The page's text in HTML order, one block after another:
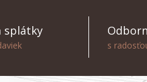
splátky
s